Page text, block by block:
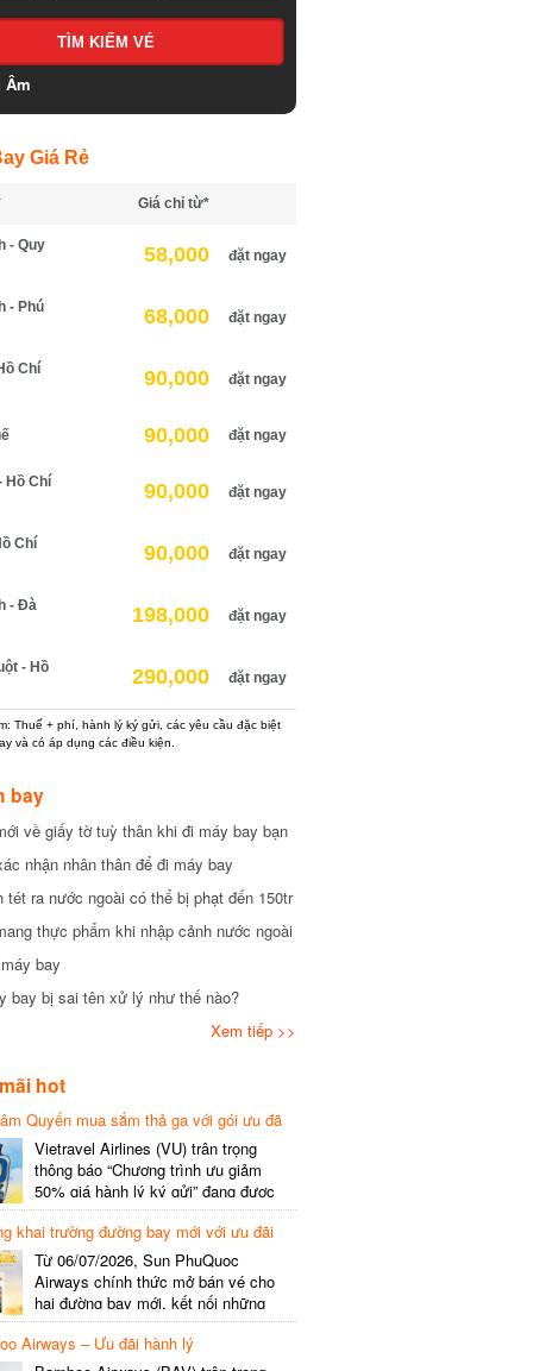
Âm
Giá Rẻ
Giá chỉ từ*
- Quy
58,000 đặt ngay
- Phú
68,000 đặt ngay
Chí
90,000 đặt ngay
90,000 đặt ngay
Hồ Chí
90,000 đặt ngay
Chí
90,000 đặt ngay
- Đà
198,000 đặt ngay
- Hồ
290,000 đặt ngay
Thuế + phí, hành lý ký gửi, các yêu cầu đặc biệt
và có áp dụng các điều kiện.
bay
về giấy tờ tuỳ thân khi đi máy bay bạn
nhận nhân thân để đi máy bay
tét ra nước ngoài có thể bị phạt đến 150tr
thực phẩm khi nhập cảnh nước ngoài
bay
bay bị sai tên xử lý như thế nào?
Xem tiếp >>
hot
Quyến mua sắm thả ga với gói ưu đã
gói cước
Vietravel Airlines (VU) trân trọng
thông báo “Chương trình ưu giảm
50% giá hành lý ký gửi” đang được
triển khai cho đường bay quốc tế mới
kết nối từ TP. Hồ Chí Minh
(SGN) đi Thâm Quyến – Trung Quốc
(SZX), chi tiết như sau: LỊCH BAY
CHI TIẾT Đường bay SHCB Giờ khởi
hành Giờ đến Tần suất…
khai trường đường bay mới với ưu đãi
Từ 06/07/2026, Sun PhuQuoc
Airways chính thức mở bán vé cho
hai đường bay mới, kết nối những
điểm đến giàu trải nghiệm, giúp hành
khách khám phá vẻ đẹp thiên nhiên
Airways – Ưu đãi hành lý